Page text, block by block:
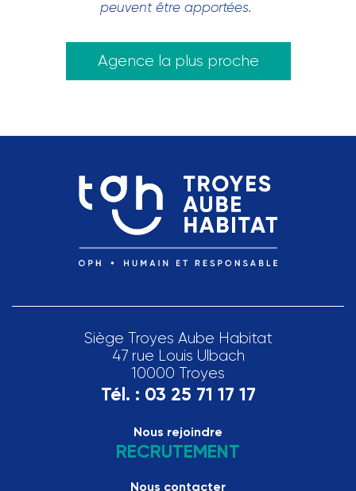
peuvent être apportées.
Agence la plus proche
Siège Troyes Aube Habitat
47 rue Louis Ulbach
10000 Troyes
Tél. : 03 25 71 17 17
Nous rejoindre
RECRUTEMENT
Nous contacter